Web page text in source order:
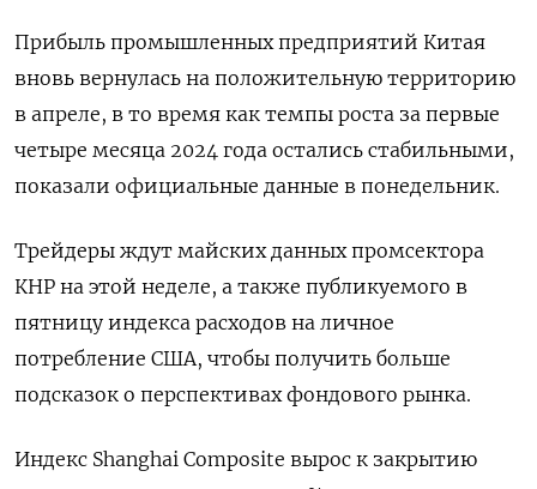
Прибыль промышленных предприятий Китая
вновь вернулась на положительную территорию
в апреле, в то время как темпы роста за первые
четыре месяца 2024 года остались стабильными,
показали официальные данные в понедельник.
Трейдеры ждут майских данных промсектора
КНР на этой неделе, а также публикуемого в
пятницу индекса расходов на личное
потребление США, чтобы получить больше
подсказок о перспективах фондового рынка.
Индекс Shanghai Composite вырос к закрытию